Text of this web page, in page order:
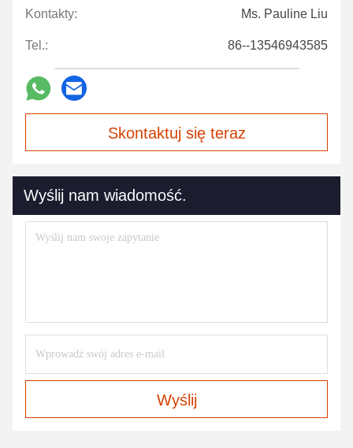
Kontakty: Ms. Pauline Liu
Tel.: 86--13546943585
Skontaktuj się teraz
Wyślij nam wiadomość.
Wyślij